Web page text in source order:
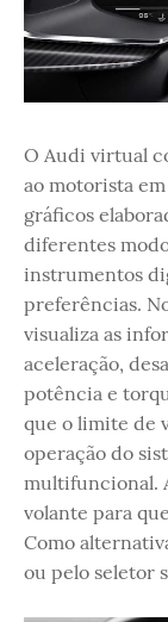
O Audi virtual
ao motorista em
gráficos
diferentes
instrumentos
preferências.
visualiza as
aceleração,
potência e
que o limite de
operação do
multifuncional.
volante para
Como
ou pelo seletor